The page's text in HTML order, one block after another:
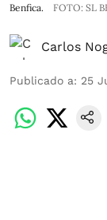
Benfica.
FOTO: SL
Carlos
Publicado a: 25